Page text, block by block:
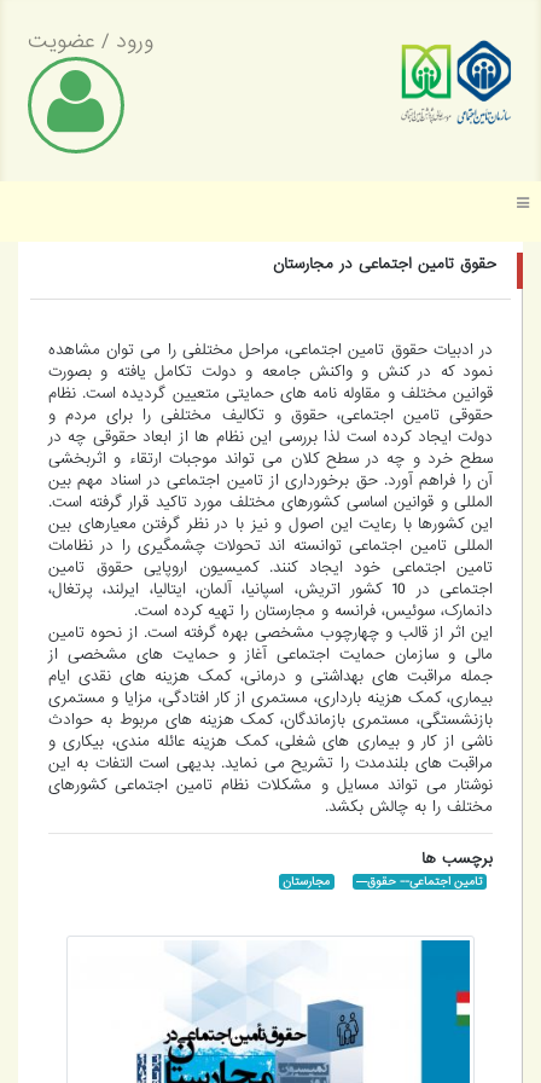
موسسه عالی پژوهش تأمین اجتماعی
ورود/عضویت
حقوق تامین اجتماعی در مجارستان
در ادبیات حقوق تامین اجتماعی، مراحل مختلفی را می توان مشاهده
نمود که در کنش و واکنش جامعه و دولت تکامل یافته و بصورت
قوانین مختلف و مقاوله نامه های حمایتی متعیین گردیده است. نظام
حقوقی تامین اجتماعی، حقوق و تکالیف مختلفی را برای مردم و
دولت ایجاد کرده است لذا بررسی این نظام ها از ابعاد حقوقی چه در
سطح خرد و چه در سطح کلان می تواند موجبات ارتقاء و اثربخشی
آن را فراهم آورد. حق برخورداری از تامین اجتماعی در اسناد مهم بین
المللی و قوانین اساسی کشورهای مختلف مورد تاکید قرار گرفته است.
این کشورها با رعایت این اصول و نیز با در نظر گرفتن معیارهای بین
المللی تامین اجتماعی توانسته اند تحولات چشمگیری را در نظامات
تامین اجتماعی خود ایجاد کنند. کمیسیون اروپایی حقوق تامین
اجتماعی در 10 کشور اتریش، اسپانیا، آلمان، ایتالیا، ایرلند، پرتغال،
دانمارک، سوئیس، فرانسه و مجارستان را تهیه کرده است.
این اثر از قالب و چهارچوب مشخصی بهره گرفته است. از نحوه تامین
مالی و سازمان حمایت اجتماعی آغاز و حمایت های مشخصی از
جمله مراقبت های بهداشتی و درمانی، کمک هزینه های نقدی ایام
بیماری، کمک هزینه بارداری، مستمری از کار افتادگی، مزایا و مستمری
بازنشستگی، مستمری بازماندگان، کمک هزینه های مربوط به حوادث
ناشی از کار و بیماری های شغلی، کمک هزینه عائله مندی، بیکاری و
مراقبت های بلندمدت را تشریح می نماید. بدیهی است التفات به این
نوشتار می تواند مسایل و مشکلات نظام تامین اجتماعی کشورهای
مختلف را به چالش بکشد.
برچسب ها
تامین اجتماعی-- حقوق— مجارستان